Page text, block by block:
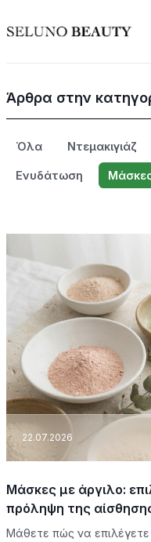
Άρθρα στην
Όλα Ντεμακιγιάζ
Ενυδάτωση
22.07.2026
Μάσκες με άργιλο:
πρόληψη της
Μάθετε πώς να